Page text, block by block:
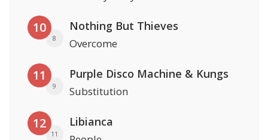
10
8
Nothing But Thieves
Overcome
11
9
Purple Disco Machine & Kungs
Substitution
12
11
Libianca